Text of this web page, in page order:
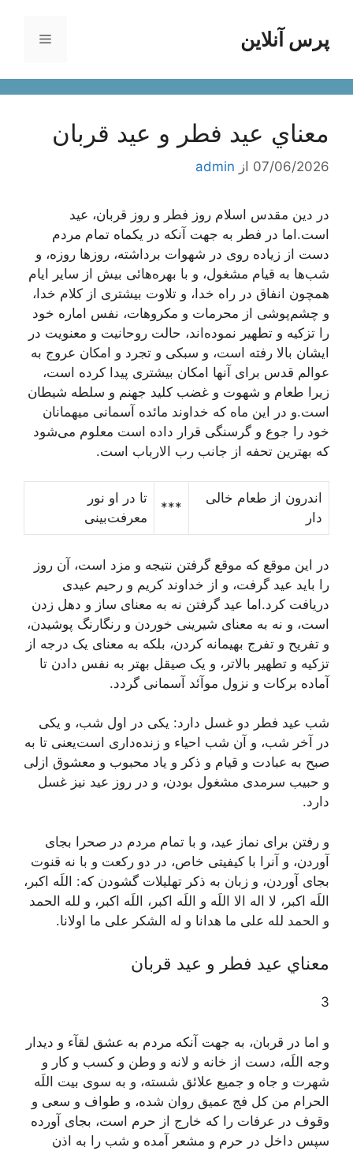
محتواپرس آنلاین فهرست
معناي‌ عيد فطر و عيد قربان
07/06/2026 از admin
در دين مقدس اسلام روز فطر و روز قربان، عيد
است.اما در فطر به جهت‌ آنکه در يکماه تمام مردم
دست از زياده‌ روى در شهوات برداشته، روزها روزه، و
شب‌ها به قيام مشغول، و با بهره‌هائى بيش از ساير ايام
همچون انفاق در راه خدا، و تلاوت بيشترى از کلام خدا،
و چشم‌پوشى از محرمات و مکروهات، نفس اماره خود
را تزکيه و تطهير نموده‌اند، حالت روحانيت و معنويت در
ايشان بالا رفته است، و سبکى و تجرد و امکان عروج به
عوالم قدس براى آنها امکان بيشترى پيدا کرده است،
زيرا طعام و شهوت و غضب کليد جهنم و سلطه شيطان
است.و در اين ماه که خداوند مائده آسمانى ميهمانان
خود را جوع و گرسنگى قرار داده است معلوم مى‌شود
که بهترين تحفه از جانب رب الارباب است.
اندرون از طعام خالى
دار
***
تا در او نور
معرفت‌بينى
در اين موقع که موقع گرفتن نتيجه و مزد است، آن روز
را بايد عيد گرفت، و از خداوند کريم و رحيم عيدى
دريافت کرد.اما عيد گرفتن نه به معناى ساز و دهل زدن
است، و نه به معناى شيرينى خوردن و رنگارنگ پوشيدن،
و تفريح و تفرج بهيمانه کردن، بلکه به معناى يک درجه از
تزکيه و تطهير بالاتر، و يک صيقل بهتر به نفس دادن تا
آماده برکات و نزول موآئد آسمانى گردد.
شب عيد فطر دو غسل دارد: يکى در اول شب، و يکى
در آخر شب، و آن شب احياء و زنده‌دارى است‌يعنى تا به
صبح به عبادت و قيام و ذکر و ياد محبوب و معشوق ازلى
و حبيب سرمدى مشغول بودن، و در روز عيد نيز غسل
دارد.
و رفتن براى نماز عيد، و با تمام مردم در صحرا بجاى
آوردن، و آنرا با کيفيتى خاص، در دو رکعت و با نه قنوت
بجاى آوردن، و زبان به ذکر تهليلات گشودن که: اللَه اکبر،
اللَه اکبر، لا اله الا اللَه و اللَه اکبر، اللَه اکبر، و لله الحمد
و الحمد لله على ما هدانا و له الشکر على ما اولانا.
معناي‌ عيد فطر و عيد قربان
3
و اما در قربان، به جهت آنکه مردم به عشق لقآء و ديدار
وجه اللَه، دست از خانه و لانه و وطن و کسب و کار و
شهرت و جاه و جميع علائق شسته، و به سوى بيت اللَه
الحرام من کل فج عميق روان شده، و طواف و سعى و
وقوف در عرفات را که خارج از حرم است، بجاى آورده
سپس داخل در حرم و مشعر آمده و شب را به اذن